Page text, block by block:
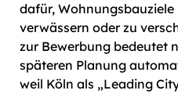
dafür, Wohnungsbauziele
verwässern oder zu
zur Bewerbung bedeutet
späteren Planung
weil Köln als „Leading